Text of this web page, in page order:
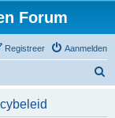
Forum
Aanmelden
Registreer